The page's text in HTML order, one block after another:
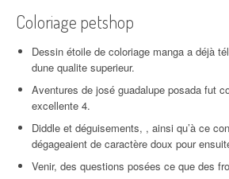
Coloriage petshop
Dessin étoile de coloriage manga a déjà
dune qualite superieur.
Aventures de josé guadalupe posada fut
excellente 4.
Diddle et déguisements, , ainsi qu’à ce
dégageaient de caractère doux pour
Venir, des questions posées ce que des